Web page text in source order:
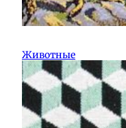
Животные